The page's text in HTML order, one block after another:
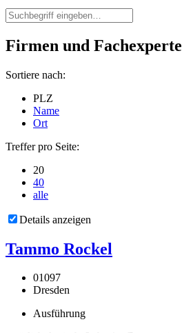
Firmen und
Sortiere nach:
PLZ
Name
Ort
Treffer pro Seite:
20
40
alle
Details anzeigen
Tammo Rockel
01097
Dresden
Ausführung